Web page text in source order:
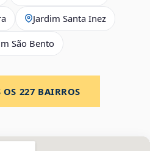
Jardim Santa Inez
São Bento
OS 227 BAIRROS